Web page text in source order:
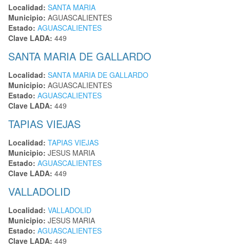
Localidad: SANTA MARIA
Municipio: AGUASCALIENTES
Estado: AGUASCALIENTES
Clave LADA: 449
SANTA MARIA DE GALLARDO
Localidad: SANTA MARIA DE GALLARDO
Municipio: AGUASCALIENTES
Estado: AGUASCALIENTES
Clave LADA: 449
TAPIAS VIEJAS
Localidad: TAPIAS VIEJAS
Municipio: JESUS MARIA
Estado: AGUASCALIENTES
Clave LADA: 449
VALLADOLID
Localidad: VALLADOLID
Municipio: JESUS MARIA
Estado: AGUASCALIENTES
Clave LADA: 449